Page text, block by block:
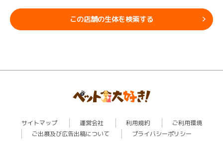
この店舗の生体を検索する
サイトマップ 運営会社 利用規約
ご利用環境
ご出展及び広告出稿について
プライバシーポリシー